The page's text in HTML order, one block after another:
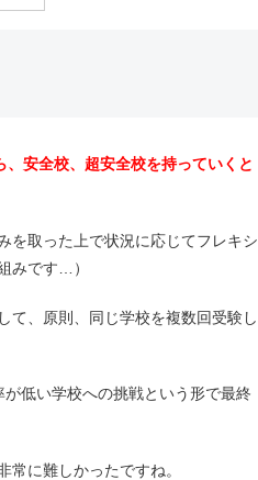
安全校、超安全校を持っていくと
を取った上で状況に応じてフレキシ
みです…）
て、原則、同じ学校を複数回受験し
低い学校への挑戦という形で最終
に難しかったですね。